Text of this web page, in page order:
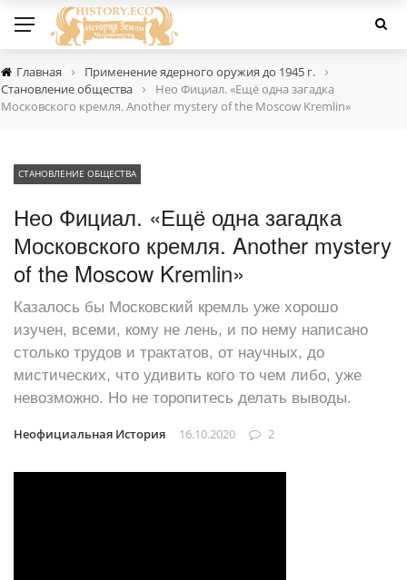
Главная › Применение ядерного оружия до 1945 г. ›
Становление общества ›
Нео Фициал. «Ещё одна загадка
Московского кремля. Another mystery of the Moscow Kremlin»
СТАНОВЛЕНИЕ ОБЩЕСТВА
Нео Фициал. «Ещё одна загадка
Московского кремля. Another mystery
of the Moscow Kremlin»
Казалось бы Московский кремль уже хорошо
изучен, всеми, кому не лень, и по нему написано
столько трудов и трактатов, от научных, до
мистических, что удивить кого то чем либо, уже
невозможно. Но не торопитесь делать выводы.
Неофициальная История 16.10.2020 2